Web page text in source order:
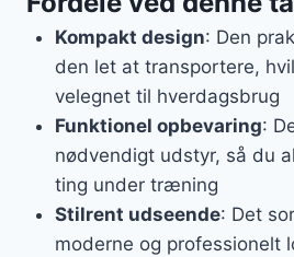
Kompakt design: Den
den let at transportere,
velegnet til hverdagsbrug
Funktionel opbevaring:
nødvendigt udstyr, så du
ting under træning
Stilrent udseende: Det
moderne og professionelt